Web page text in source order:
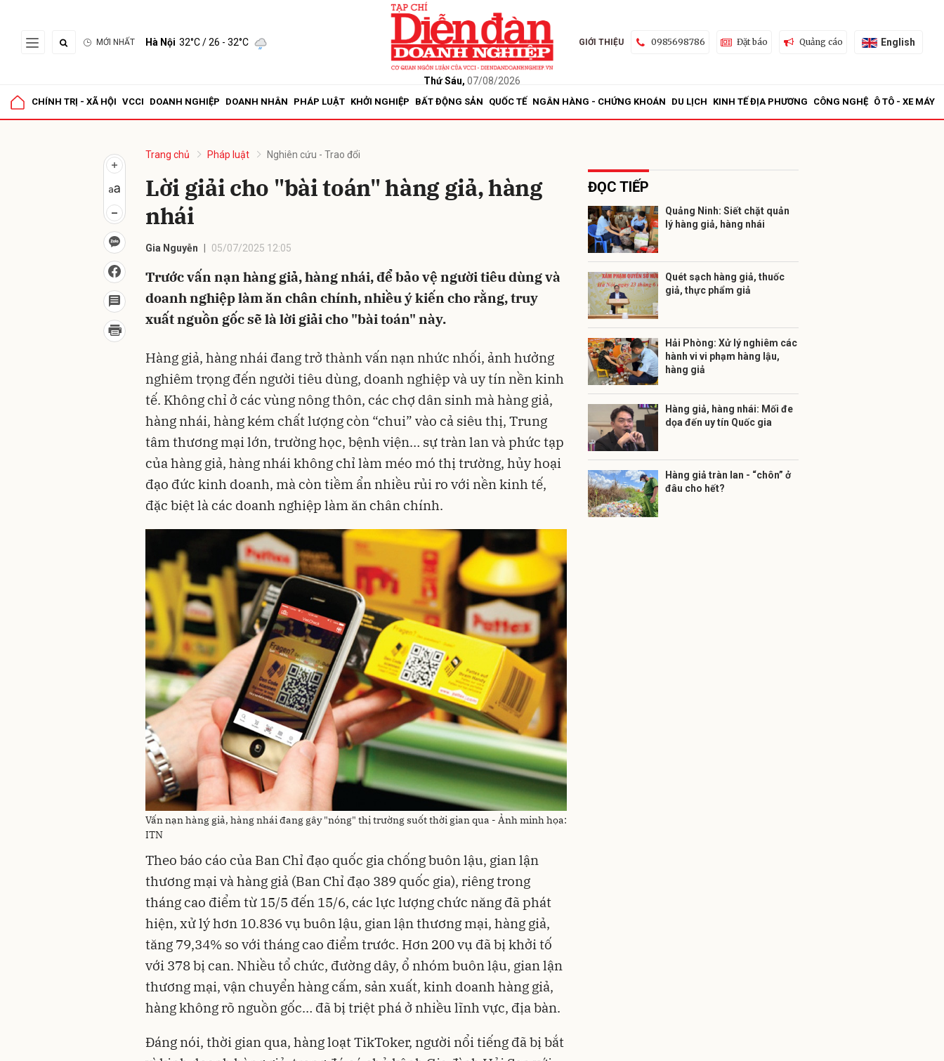
MỚI NHẤT Hà Nội 32°C/ 26 - 32°C
Thứ Sáu, 07/08/2026
GIỚI THIỆU 0985698786 Đặt báo Quảng cáo English
CHÍNH TRỊ - XÃ HỘI VCCI DOANH NGHIỆP DOANH NHÂN PHÁP LUẬT KHỞI NGHIỆP BẤT ĐỘNG SẢN QUỐC TẾ NGÂN HÀNG - CHỨNG KHOÁN DU LỊCH KINH TẾ ĐỊA PHƯƠNG CÔNG NGHỆ Ô TÔ - XE MÁY
Trang chủ Pháp luật Nghiên cứu - Trao đổi
Lời giải cho "bài toán" hàng giả, hàng
nhái
Gia Nguyễn 05/07/2025 12:05
Trước vấn nạn hàng giả, hàng nhái, để bảo vệ người tiêu dùng và
doanh nghiệp làm ăn chân chính, nhiều ý kiến cho rằng, truy
xuất nguồn gốc sẽ là lời giải cho "bài toán" này.
Hàng giả, hàng nhái đang trở thành vấn nạn nhức nhối, ảnh hưởng
nghiêm trọng đến người tiêu dùng, doanh nghiệp và uy tín nền kinh
tế. Không chỉ ở các vùng nông thôn, các chợ dân sinh mà hàng giả,
hàng nhái, hàng kém chất lượng còn “chui” vào cả siêu thị, Trung
tâm thương mại lớn, trường học, bệnh viện… sự tràn lan và phức tạp
của hàng giả, hàng nhái không chỉ làm méo mó thị trường, hủy hoại
đạo đức kinh doanh, mà còn tiềm ẩn nhiều rủi ro với nền kinh tế,
đặc biệt là các doanh nghiệp làm ăn chân chính.
Vấn nạn hàng giả, hàng nhái đang gây "nóng" thị trường suốt thời gian qua - Ảnh minh họa:
ITN
Theo báo cáo của Ban Chỉ đạo quốc gia chống buôn lậu, gian lận
thương mại và hàng giả (Ban Chỉ đạo 389 quốc gia), riêng trong
tháng cao điểm từ 15/5 đến 15/6, các lực lượng chức năng đã phát
hiện, xử lý hơn 10.836 vụ buôn lậu, gian lận thương mại, hàng giả,
tăng 79,34% so với tháng cao điểm trước. Hơn 200 vụ đã bị khởi tố
với 378 bị can. Nhiều tổ chức, đường dây, ổ nhóm buôn lậu, gian lận
thương mại, vận chuyển hàng cấm, sản xuất, kinh doanh hàng giả,
hàng không rõ nguồn gốc… đã bị triệt phá ở nhiều lĩnh vực, địa bàn.
Đáng nói, thời gian qua, hàng loạt TikToker, người nổi tiếng đã bị bắt
ĐỌC TIẾP
Quảng Ninh: Siết chặt quản
lý hàng giả, hàng nhái
Quét sạch hàng giả, thuốc
giả, thực phẩm giả
Hải Phòng: Xử lý nghiêm các
hành vi vi phạm hàng lậu,
hàng giả
Hàng giả, hàng nhái: Mối đe
dọa đến uy tín Quốc gia
Hàng giả tràn lan - “chôn” ở
đâu cho hết?
Gửi